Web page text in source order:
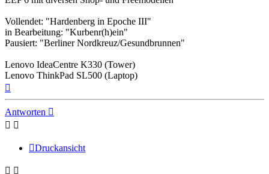
Vollendet: "Hardenberg in Epoche III"
in Bearbeitung: "Kurbenr(h)ein"
Pausiert: "Berliner Nordkreuz/Gesundbrunnen"
Lenovo IdeaCentre K330 (Tower)
Lenovo ThinkPad SL500 (Laptop)
Antworten
Druckansicht